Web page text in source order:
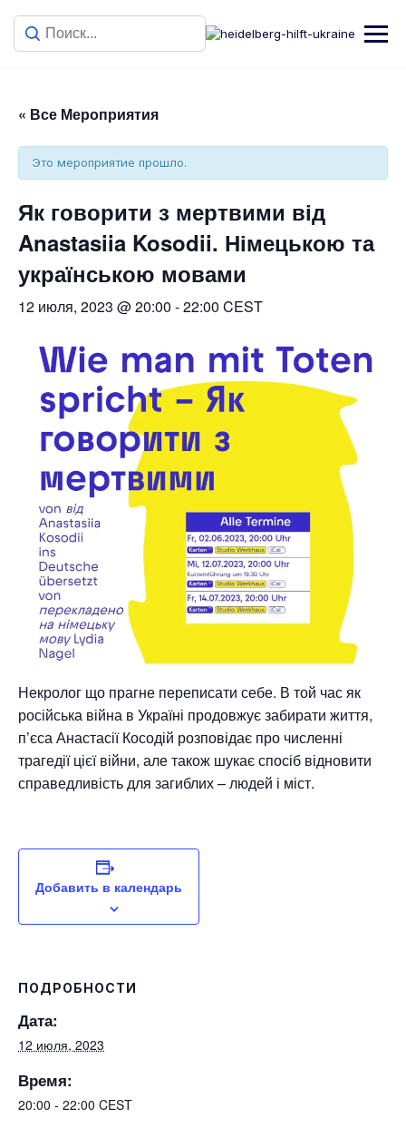
« Все Мероприятия
Это мероприятие прошло.
Як говорити з мертвими від
Anastasiia Kosodii. Німецькою та
українською мовами
12 июля, 2023 @ 20:00 -22:00 CEST
Некролог що прагне переписати себе. В той час як
російська війна в Україні продовжує забирати життя,
п’єса Анастасії Косодій розповідає про численні
трагедії цієї війни, але також шукає спосіб відновити
справедливість для загиблих – людей і міст.
Добавить в календарь
ПОДРОБНОСТИ
Дата:
12 июля, 2023
Время:
20:00 - 22:00 CEST